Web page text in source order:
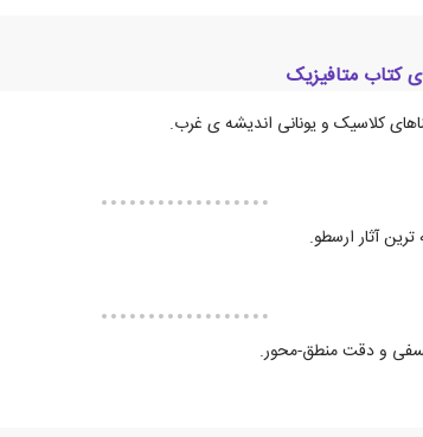
کتاب متافیزیک
کلاسیک و یونانی اندیشه ی غرب.
آثار ارسطو.
و دقت منطق-محور.